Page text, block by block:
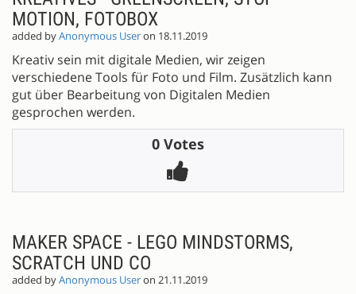
MOTION, FOTOBOX
added byAnonymous Useron 18.11.2019
Kreativ sein mit digitale Medien, wir zeigen
verschiedene Tools für Foto und Film. Zusätzlich kann
gut über Bearbeitung von Digitalen Medien
gesprochen werden.
0 Votes
MAKER SPACE - LEGO MINDSTORMS,
SCRATCH UND CO
added byAnonymous Useron 21.11.2019